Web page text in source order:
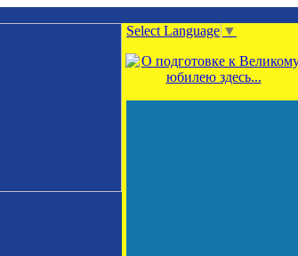
Select Language ▼